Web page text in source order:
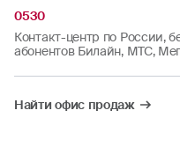
0530
Контакт-центр по России,
абонентов Билайн, МТС,
Найти офис продаж